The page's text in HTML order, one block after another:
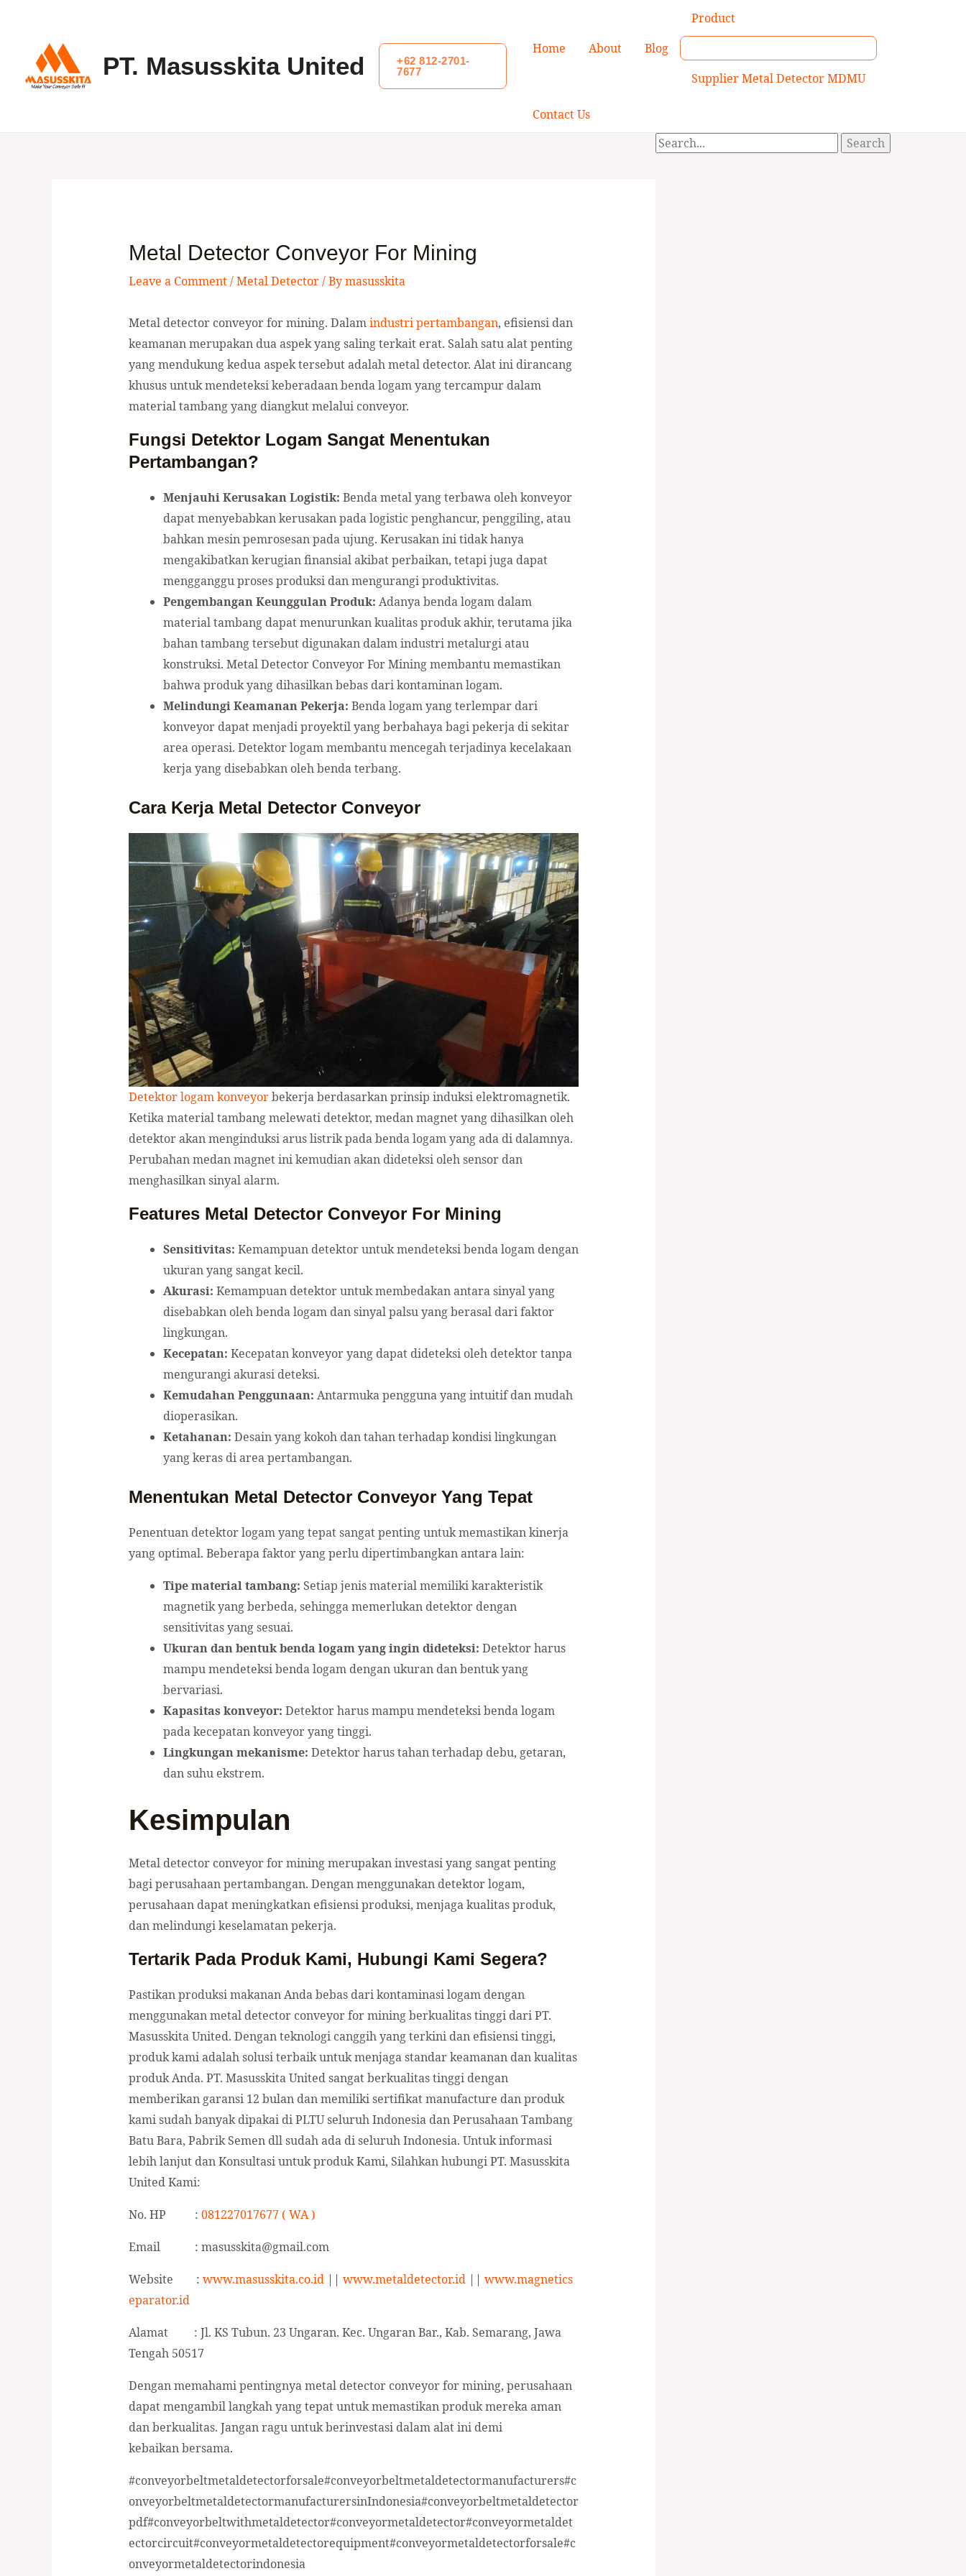
content
PT. Masusskita United
+62 812-2701-
7677
Home About Blog
Product
Supplier Metal Detector MDMU
Contact Us
Metal Detector Conveyor For Mining
Leave a Comment/Metal Detector/ Bymasusskita
Metal detector conveyor for mining. Dalamindustri pertambangan, efisiensi dan
keamanan merupakan dua aspek yang saling terkait erat. Salah satu alat penting
yang mendukung kedua aspek tersebut adalah metal detector. Alat ini dirancang
khusus untuk mendeteksi keberadaan benda logam yang tercampur dalam
material tambang yang diangkut melalui conveyor.
Fungsi Detektor Logam Sangat Menentukan
Pertambangan?
Menjauhi Kerusakan Logistik: Benda metal yang terbawa oleh konveyor
dapat menyebabkan kerusakan pada logistic penghancur, penggiling, atau
bahkan mesin pemrosesan pada ujung. Kerusakan ini tidak hanya
mengakibatkan kerugian finansial akibat perbaikan, tetapi juga dapat
mengganggu proses produksi dan mengurangi produktivitas.
Pengembangan Keunggulan Produk: Adanya benda logam dalam
material tambang dapat menurunkan kualitas produk akhir, terutama jika
bahan tambang tersebut digunakan dalam industri metalurgi atau
konstruksi. Metal Detector Conveyor For Mining membantu memastikan
bahwa produk yang dihasilkan bebas dari kontaminan logam.
Melindungi Keamanan Pekerja: Benda logam yang terlempar dari
konveyor dapat menjadi proyektil yang berbahaya bagi pekerja di sekitar
area operasi. Detektor logam membantu mencegah terjadinya kecelakaan
kerja yang disebabkan oleh benda terbang.
Cara Kerja Metal Detector Conveyor
Detektor logam konveyorbekerja berdasarkan prinsip induksi elektromagnetik.
Ketika material tambang melewati detektor, medan magnet yang dihasilkan oleh
detektor akan menginduksi arus listrik pada benda logam yang ada di dalamnya.
Perubahan medan magnet ini kemudian akan dideteksi oleh sensor dan
menghasilkan sinyal alarm.
Features Metal Detector ConveyorFor Mining
Sensitivitas: Kemampuan detektor untuk mendeteksi benda logam dengan
ukuran yang sangat kecil.
Akurasi: Kemampuan detektor untuk membedakan antara sinyal yang
disebabkan oleh benda logam dan sinyal palsu yang berasal dari faktor
lingkungan.
Kecepatan: Kecepatan konveyor yang dapat dideteksi oleh detektor tanpa
mengurangi akurasi deteksi.
Kemudahan Penggunaan: Antarmuka pengguna yang intuitif dan mudah
dioperasikan.
Ketahanan: Desain yang kokoh dan tahan terhadap kondisi lingkungan
yang keras di area pertambangan.
Menentukan Metal Detector Conveyor Yang Tepat
Penentuan detektor logam yang tepat sangat penting untuk memastikan kinerja
yang optimal. Beberapa faktor yang perlu dipertimbangkan antara lain:
Tipe material tambang: Setiap jenis material memiliki karakteristik
magnetik yang berbeda, sehingga memerlukan detektor dengan
sensitivitas yang sesuai.
Ukuran dan bentuk benda logam yang ingin dideteksi: Detektor harus
mampu mendeteksi benda logam dengan ukuran dan bentuk yang
bervariasi.
Kapasitas konveyor: Detektor harus mampu mendeteksi benda logam
pada kecepatan konveyor yang tinggi.
Lingkungan mekanisme: Detektor harus tahan terhadap debu, getaran,
dan suhu ekstrem.
Kesimpulan
Metal detector conveyor for mining merupakan investasi yang sangat penting
bagi perusahaan pertambangan. Dengan menggunakan detektor logam,
perusahaan dapat meningkatkan efisiensi produksi, menjaga kualitas produk,
dan melindungi keselamatan pekerja.
Tertarik Pada Produk Kami, Hubungi Kami Segera?
Pastikan produksi makanan Anda bebas dari kontaminasi logam dengan
menggunakan metal detector conveyor for mining berkualitas tinggi dari PT.
Masusskita United. Dengan teknologi canggih yang terkini dan efisiensi tinggi,
produk kami adalah solusi terbaik untuk menjaga standar keamanan dan kualitas
produk Anda. PT. Masusskita United sangat berkualitas tinggi dengan
memberikan garansi 12 bulan dan memiliki sertifikat manufacture dan produk
kami sudah banyak dipakai di PLTU seluruh Indonesia dan Perusahaan Tambang
Batu Bara, Pabrik Semen dll sudah ada di seluruh Indonesia. Untuk informasi
lebih lanjut dan Konsultasi untuk produk Kami, Silahkan hubungi PT. Masusskita
United Kami:
No. HP : 081227017677 ( WA )
Email : masusskita@gmail.com
Website : www.masusskita.co.id|| www.metaldetector.id|| www.magnetics
eparator.id
Alamat : Jl. KS Tubun. 23 Ungaran. Kec. Ungaran Bar., Kab. Semarang, Jawa
Tengah 50517
Dengan memahami pentingnya metal detector conveyor for mining, perusahaan
dapat mengambil langkah yang tepat untuk memastikan produk mereka aman
dan berkualitas. Jangan ragu untuk berinvestasi dalam alat ini demi
kebaikan bersama.
#conveyorbeltmetaldetectorforsale#conveyorbeltmetaldetectormanufacturers#c
onveyorbeltmetaldetectormanufacturersinIndonesia#conveyorbeltmetaldetector
pdf#conveyorbeltwithmetaldetector#conveyormetaldetector#conveyormetaldet
ectorcircuit#conveyormetaldetectorequipment#conveyormetaldetectorforsale#c
onveyormetaldetectorindonesia